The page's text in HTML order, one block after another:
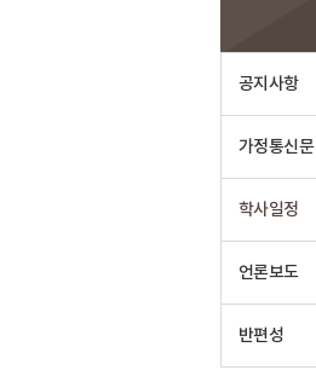
공지사항
가정통신문
학사일정
언론보도
반편성